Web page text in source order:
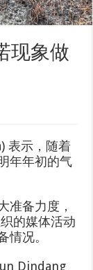
现象做
表示，随着
年年初的气
准备力度，
的媒体活动
情况。
Dindang